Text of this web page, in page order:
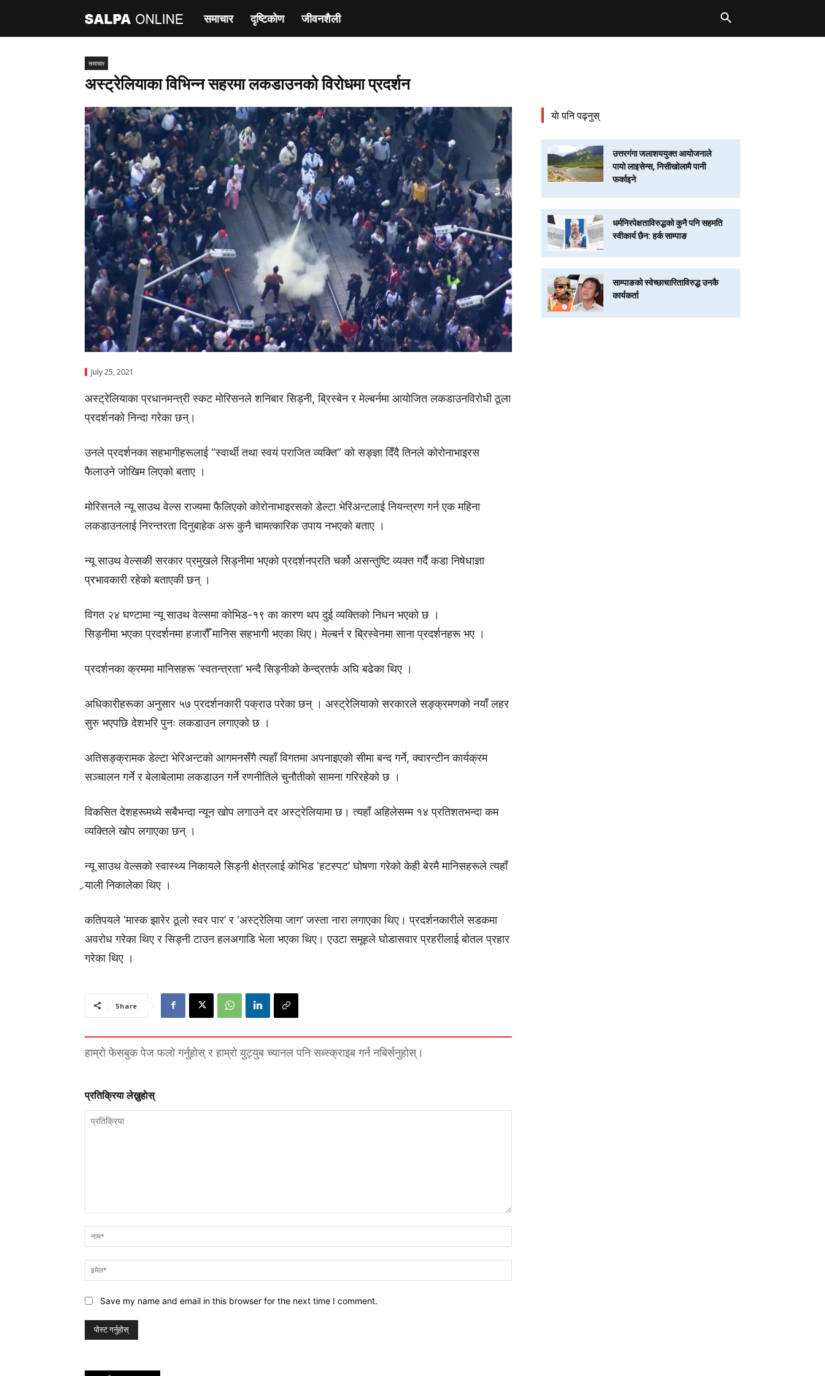
साल्पा
समाचार दृष्टिकाेण जीवनशैली
समाचार
अस्ट्रेलियाका विभिन्न सहरमा लकडाउनको विरोधमा प्रदर्शन
July 25, 2021
अस्ट्रेलियाका प्रधानमन्त्री स्कट मोरिसनले शनिबार सिड्नी, ब्रिस्बेन र मेल्बर्नमा आयोजित लकडाउनविरोधी ठूला
प्रदर्शनको निन्दा गरेका छन्।
उनले प्रदर्शनका सहभागीहरूलाई “स्वार्थी तथा स्वयं पराजित व्यक्ति” को सङ्ज्ञा दिँदै तिनले कोरोनाभाइरस
फैलाउने जोखिम लिएको बताए ।
मोरिसनले न्यू साउथ वेल्स राज्यमा फैलिएको कोरोनाभाइरसको डेल्टा भेरिअन्टलाई नियन्त्रण गर्न एक महिना
लकडाउनलाई निरन्तरता दिनुबाहेक अरू कुनै चामत्कारिक उपाय नभएको बताए ।
न्यू साउथ वेल्सकी सरकार प्रमुखले सिड्नीमा भएको प्रदर्शनप्रति चर्को असन्तुष्टि व्यक्त गर्दै कडा निषेधाज्ञा
प्रभावकारी रहेको बताएकी छन् ।
विगत २४ घण्टामा न्यू साउथ वेल्समा कोभिड-१९ का कारण थप दुई व्यक्तिको निधन भएको छ ।
सिड्नीमा भएका प्रदर्शनमा हजारौँ मानिस सहभागी भएका थिए। मेल्बर्न र ब्रिस्वेनमा साना प्रदर्शनहरू भए ।
प्रदर्शनका क्रममा मानिसहरू ‘स्वतन्त्रता’ भन्दै सिड्नीको केन्द्रतर्फ अघि बढेका थिए ।
अधिकारीहरूका अनुसार ५७ प्रदर्शनकारी पक्राउ परेका छन् । अस्ट्रेलियाको सरकारले सङ्क्रमणको नयाँ लहर
सुरु भएपछि देशभरि पुनः लकडाउन लगाएको छ ।
अतिसङ्क्रामक डेल्टा भेरिअन्टको आगमनसँगै त्यहाँ विगतमा अपनाइएको सीमा बन्द गर्ने, क्वारन्टीन कार्यक्रम
सञ्चालन गर्ने र बेलाबेलामा लकडाउन गर्ने रणनीतिले चुनौतीको सामना गरिरहेको छ ।
विकसित देशहरूमध्ये सबैभन्दा न्यून खोप लगाउने दर अस्ट्रेलियामा छ। त्यहाँ अहिलेसम्म १४ प्रतिशतभन्दा कम
व्यक्तिले खोप लगाएका छन् ।
न्यू साउथ वेल्सको स्वास्थ्य निकायले सिड्नी क्षेत्रलाई कोभिड ‘हटस्पट’ घोषणा गरेको केही बेरमै मानिसहरूले त्यहाँ
र्‍याली निकालेका थिए ।
कतिपयले ‘मास्क झारेर ठूलो स्वर पार’ र ‘अस्ट्रेलिया जाग’ जस्ता नारा लगाएका थिए। प्रदर्शनकारीले सडकमा
अवरोध गरेका थिए र सिड्नी टाउन हलअगाडि भेला भएका थिए। एउटा समूहले घोडासवार प्रहरीलाई बोतल प्रहार
गरेका थिए ।
Share
हाम्रो फेसबुक पेज फलो गर्नुहोस् र हाम्रो युट्युब च्यानल पनि सब्स्क्राइब गर्न नबिर्सनुहोस्।
प्रतिक्रिया लेख्नुहाेस्
Save my name and email in this browser for the next time I comment.
याे पनि पढ्नुस्
उत्तरगंगा जलाशययुक्त आयोजनाले
पायो लाइसेन्स, निसीखोलामै पानी
फर्काइने
धर्मनिरपेक्षताविरुद्धको कुनै पनि सहमति
स्वीकार्य छैन: हर्क साम्पाङ
साम्पाङको स्वेच्छाचारिताविरुद्ध उनकै
कार्यकर्ता